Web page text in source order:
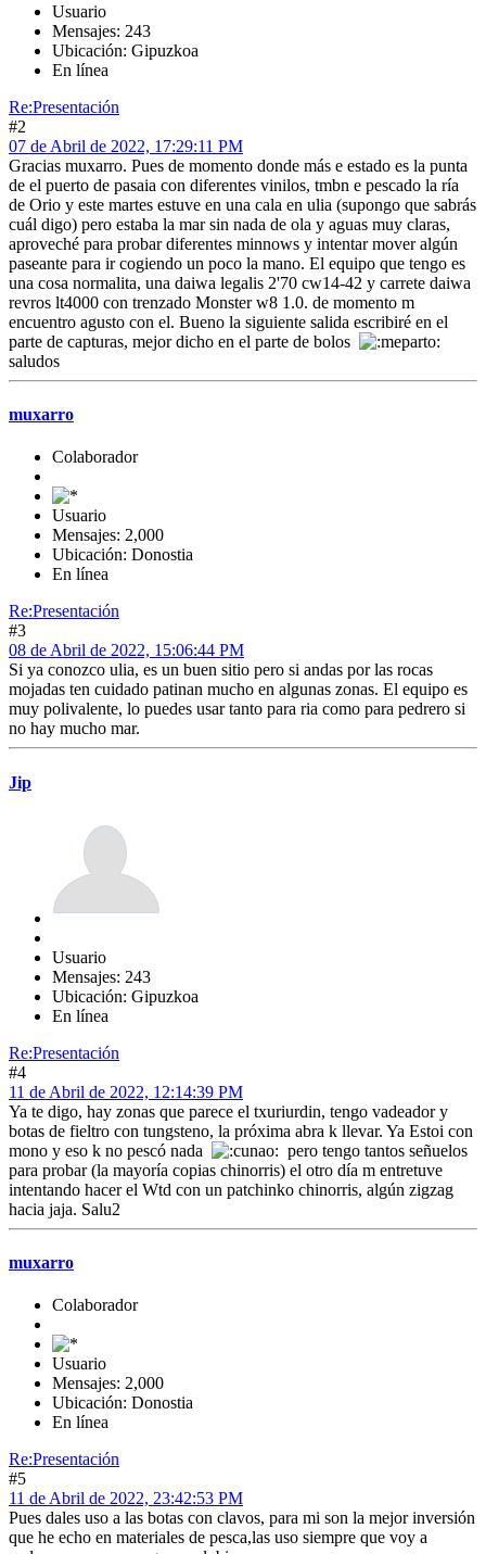
Usuario
Mensajes: 243
Ubicación: Gipuzkoa
En línea
Re:Presentación
#2
07 de Abril de 2022, 17:29:11 PM
Gracias muxarro. Pues de momento donde más e estado es la punta
de el puerto de pasaia con diferentes vinilos, tmbn e pescado la ría
de Orio y este martes estuve en una cala en ulia (supongo que sabrás
cuál digo) pero estaba la mar sin nada de ola y aguas muy claras,
aproveché para probar diferentes minnows y intentar mover algún
paseante para ir cogiendo un poco la mano. El equipo que tengo es
una cosa normalita, una daiwa legalis 2'70 cw14-42 y carrete daiwa
revros lt4000 con trenzado Monster w8 1.0. de momento m
encuentro agusto con el. Bueno la siguiente salida escribiré en el
parte de capturas, mejor dicho en el parte de bolos
saludos
muxarro
Colaborador
Usuario
Mensajes: 2,000
Ubicación: Donostia
En línea
Re:Presentación
#3
08 de Abril de 2022, 15:06:44 PM
Si ya conozco ulia, es un buen sitio pero si andas por las rocas
mojadas ten cuidado patinan mucho en algunas zonas. El equipo es
muy polivalente, lo puedes usar tanto para ria como para pedrero si
no hay mucho mar.
Jip
Usuario
Mensajes: 243
Ubicación: Gipuzkoa
En línea
Re:Presentación
#4
11 de Abril de 2022, 12:14:39 PM
Ya te digo, hay zonas que parece el txuriurdin, tengo vadeador y
botas de fieltro con tungsteno, la próxima abra k llevar. Ya Estoi con
mono y eso k no pescó nada
pero tengo tantos señuelos
para probar (la mayoría copias chinorris) el otro día m entretuve
intentando hacer el Wtd con un patchinko chinorris, algún zigzag
hacia jaja. Salu2
muxarro
Colaborador
Usuario
Mensajes: 2,000
Ubicación: Donostia
En línea
Re:Presentación
#5
11 de Abril de 2022, 23:42:53 PM
Pues dales uso a las botas con clavos, para mi son la mejor inversión
que he echo en materiales de pesca,las uso siempre que voy a